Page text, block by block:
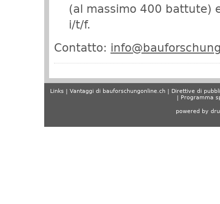
(al massimo 400 battute)
i/t/f.
Contatto:
Links Vantaggi di bauforschungonline.ch
Direttive di
Programma
powered by